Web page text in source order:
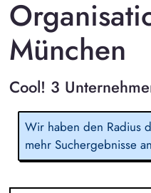
München
Cool! 3
Wir haben den Radius
mehr Suchergebnisse